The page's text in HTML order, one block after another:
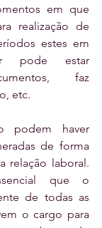
em que
realização de
estes em
pode estar
faz
etc.
haver
de forma
relação laboral.
que o
de todas as
o cargo para